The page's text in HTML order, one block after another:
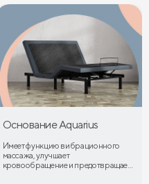
Основание Aquarius
Имеет функцию вибрационного
массажа, улучшает
кровообращение и предотвращает